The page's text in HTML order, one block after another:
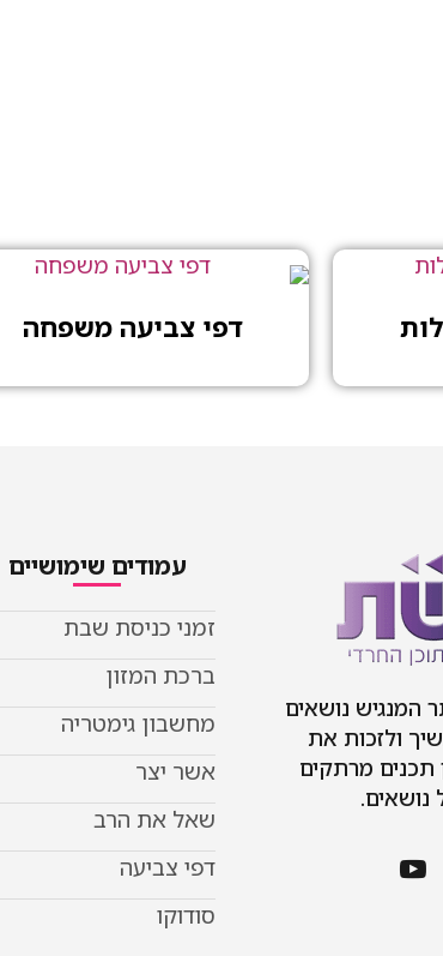
דפי צביעה משפחה
המנגיש נושאים
ולזכות את
תכנים מרתקים
נושאים.
עמודים שימושיים
זמני כניסת שבת
ברכת המזון
מחשבון גימטריה
אשר יצר
שאל את הרב
דפי צביעה
סודוקו